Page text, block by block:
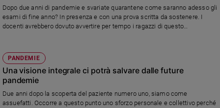
Dopo due anni di pandemie e svariate quarantene come saranno adesso gli
esami di fine anno? In presenza e con una prova scritta da sostenere. I
docenti avrebbero dovuto avvertire per tempo i ragazzi di questo
PANDEMIE
Una visione integrale ci potrà salvare dalle future
pandemie
Due anni dopo la scoperta del paziente numero uno, siamo come
assuefatti. Occorre a questo punto uno sforzo personale e collettivo perché